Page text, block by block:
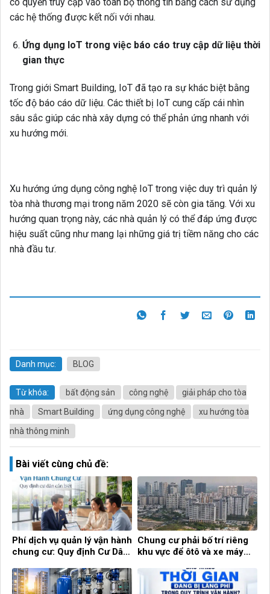
có quyền truy cập vào toàn bộ thông tin bằng cách sử dụng
các hệ thống được kết nối với nhau.
Ứng dụng IoT trong việc báo cáo truy cập dữ liệu thời
gian thực
Trong giới Smart Building, IoT đã tạo ra sự khác biệt bằng
tốc độ báo cáo dữ liệu. Các thiết bị IoT cung cấp cái nhìn
sâu sắc giúp các nhà xây dựng có thể phản ứng nhanh với
xu hướng mới.
Xu hướng ứng dụng công nghệ IoT trong việc duy trì quản lý
tòa nhà thương mại trong năm 2020 sẽ còn gia tăng. Với xu
hướng quan trọng này, các nhà quản lý có thể đáp ứng được
hiệu suất cũng như mang lại những giá trị tiềm năng cho các
nhà đầu tư.
Danh mục: BLOG
Từ khóa: bất động sản công nghệ
giải pháp cho tòa
nhà
Smart Building ứng dụng công nghệ
xu hướng tòa
nhà thông minh
Bài viết cùng chủ đề:
Phí dịch vụ quản lý vận hành
chung cư: Quy định Cư Dân
Chung cư phải bố trí riêng
khu vực để ôtô và xe máy